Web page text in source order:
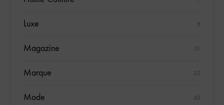
Luxe 8
Magazine 51
Marque 22
Mode 42